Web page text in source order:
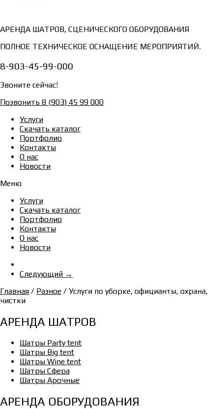
АРЕНДА ШАТРОВ, СЦЕНИЧЕСКОГО ОБОРУДОВАНИЯ
ПОЛНОЕ ТЕХНИЧЕСКОЕ ОСНАЩЕНИЕ МЕРОПРИЯТИЙ.
8-903-45-99-000
Звоните сейчас!
Позвонить 8 (903) 45 99 000
Услуги
Скачать каталог
Портфолио
Контакты
О нас
Новости
Меню
Услуги
Скачать каталог
Портфолио
Контакты
О нас
Новости
Следующий →
Главная / Разное / Услуги по уборке, официанты, охрана,
чистки
АРЕНДА ШАТРОВ
Шатры Party tent
Шатры Big tent
Шатры Wine tent
Шатры Сфера
Шатры Арочные
АРЕНДА ОБОРУДОВАНИЯ